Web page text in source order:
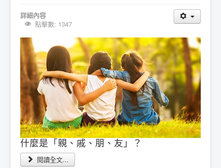
詳細內容
點擊數: 1347
什麼是「親、戚、朋、友」？
閱讀全文...